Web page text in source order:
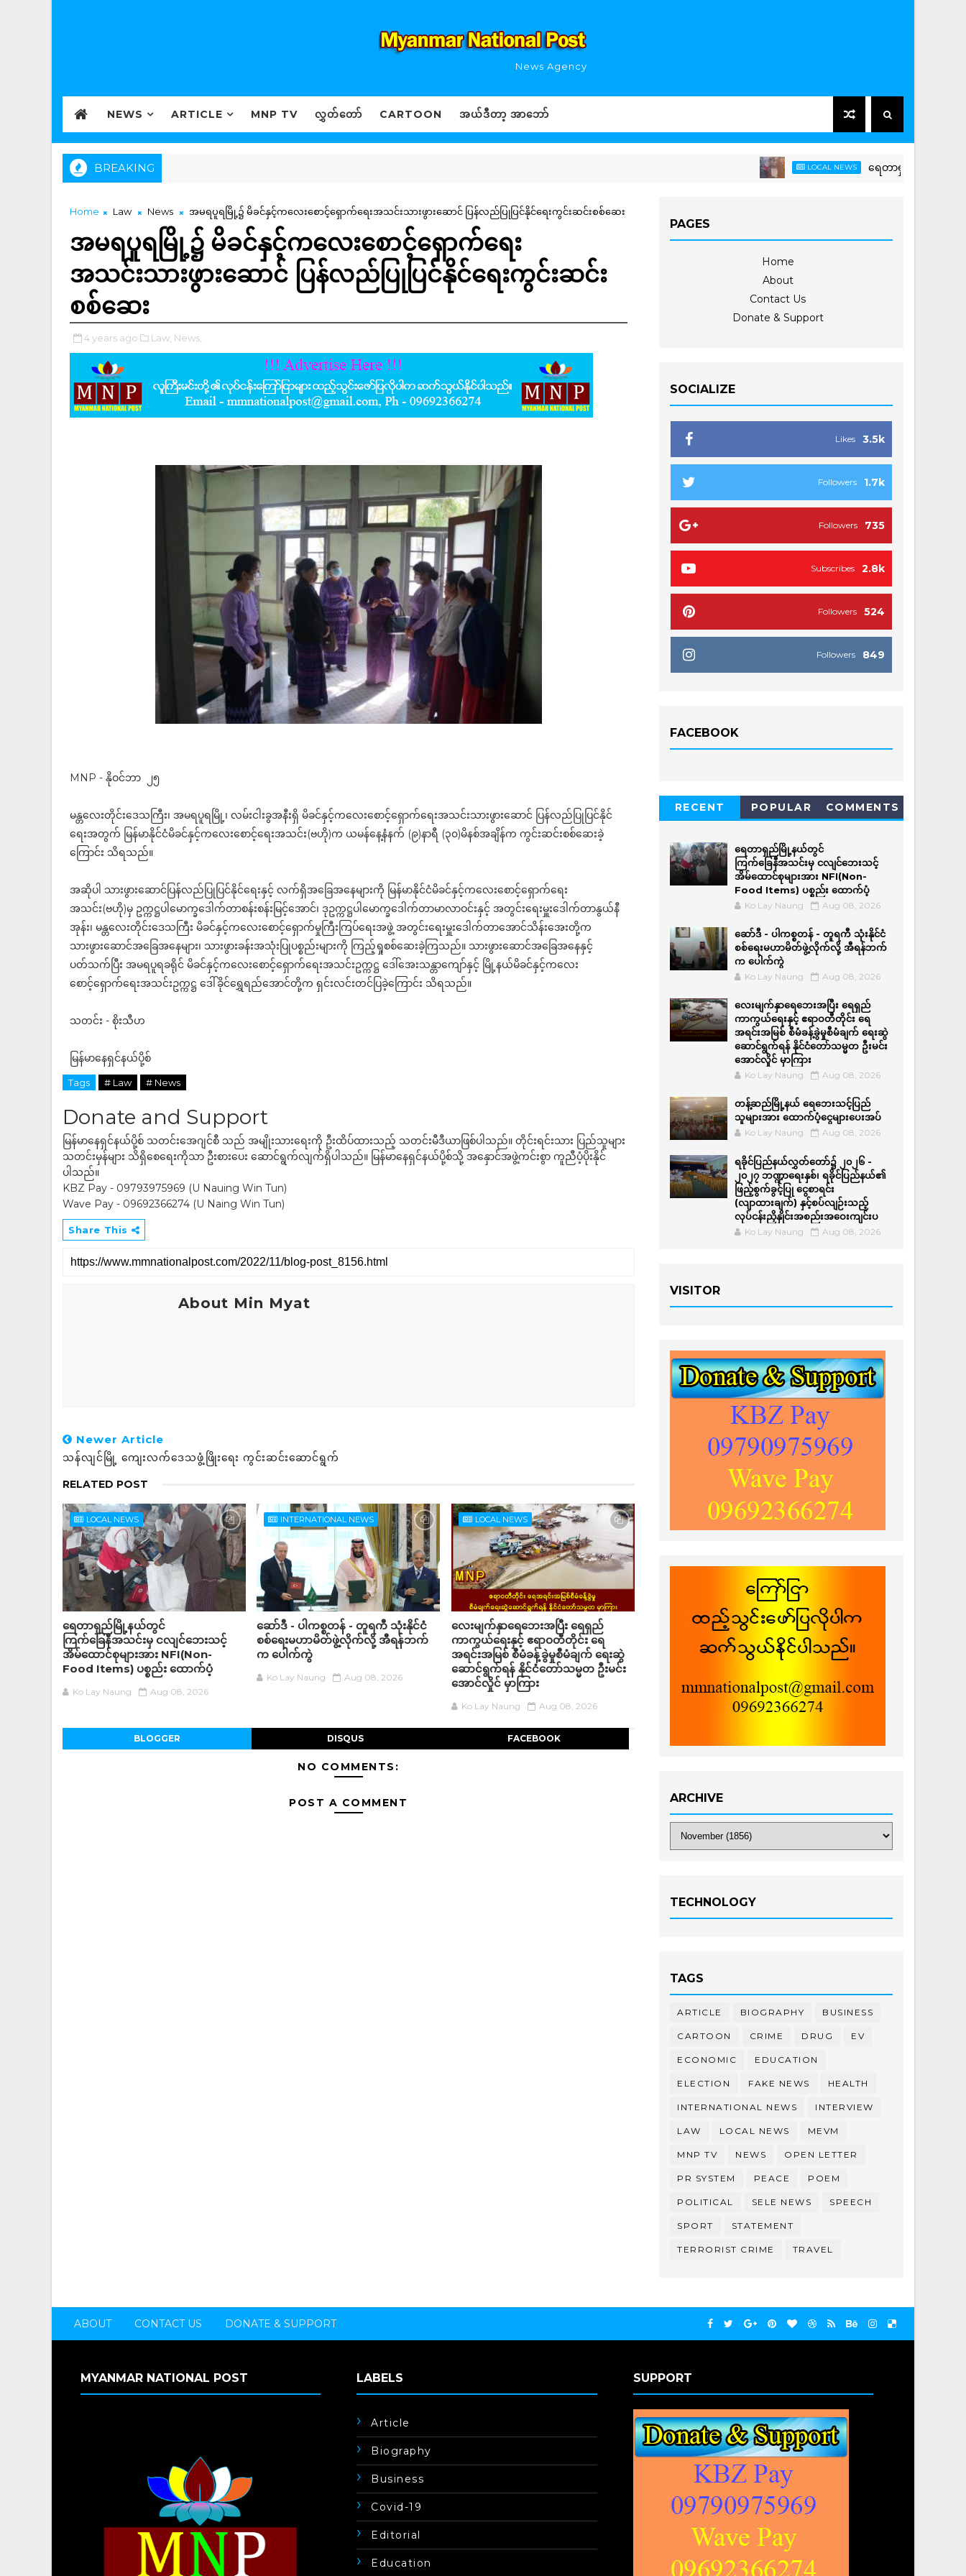
News Agency
NEWS ARTICLE MNP TV လွှတ်တော် CARTOON အယ်ဒီတာ့ အာဘော်
BREAKING LOCAL NEWS ရေတာရှည်မြို့နယ်တွင် ကြက်ခြ
Home Law News အမရပူရမြို့၌ မိခင်နှင့်ကလေးစောင့်ရှောက်ရေးအသင်းသားဖွားဆောင် ပြန်လည်ပြုပြင်နိုင်ရေးကွင်းဆင်းစစ်ဆေး
အမရပူရမြို့၌ မိခင်နှင့်ကလေးစောင့်ရှောက်ရေး
အသင်းသားဖွားဆောင် ပြန်လည်ပြုပြင်နိုင်ရေးကွင်းဆင်း
စစ်ဆေး
4 years ago Law, News,
MNP - နိုဝင်ဘာ ၂၅
မန္တလေးတိုင်းဒေသကြီး၊ အမရပူရမြို့၊ လမ်းငါးခွအနီးရှိ မိခင်နှင့်ကလေးစောင့်ရှောက်ရေးအသင်းသားဖွားဆောင် ပြန်လည်ပြုပြင်နိုင်
ရေးအတွက် မြန်မာနိုင်ငံမိခင်နှင့်ကလေးစောင့်ရေးအသင်း(ဗဟို)က ယမန်နေ့နံနက် (၉)နာရီ (၃၀)မိနစ်အချိန်က ကွင်းဆင်းစစ်ဆေးခဲ့
ကြောင်း သိရသည်။
အဆိုပါ သားဖွားဆောင်ပြန်လည်ပြုပြင်နိုင်ရေးနှင့် လက်ရှိအခြေအနေများကို မြန်မာနိုင်ငံမိခင်နှင့်ကလေးစောင့်ရှောက်ရေး
အသင်း(ဗဟို)မှ ဥက္ကဋ္ဌပါမောက္ခဒေါက်တာစန်းစန်းမြင့်အောင်၊ ဒုဥက္ကဋ္ဌပါမောက္ခဒေါက်တာမာလာဝင်းနှင့် အတွင်းရေးမှူးဒေါက်တာနွယ်နီ
အုန်း၊ မန္တလေးတိုင်းဒေသကြီး မိခင်နှင့်ကလေးစောင့်ရှောက်မှုကြီးကြပ်ရေးအဖွဲ့ အတွင်းရေးမှူးဒေါက်တာအောင်သိန်းအေးတို့က
သားဖွားဆောင်အခြေအနေများ၊ သားဖွားခန်းအသုံးပြုပစ္စည်းများကို ကြည့်ရှုစစ်ဆေးခဲ့ကြသည်။ သားဖွားဆောင်အခြေအနေနှင့်
ပတ်သက်ပြီး အမရပူရခရိုင် မိခင်နှင့်ကလေးစောင့်ရှောက်ရေးအသင်းဥက္ကဋ္ဌ ဒေါ်အေးသန္တာကျော်နှင့် မြို့နယ်မိခင်နှင့်ကလေး
စောင့်ရှောက်ရေးအသင်းဥက္ကဋ္ဌ ဒေါ်ခိုင်ရွှေရည်အောင်တို့က ရှင်းလင်းတင်ပြခဲ့ကြောင်း သိရသည်။
သတင်း - စိုးသီဟ
မြန်မာနေရှင်နယ်ပို့စ်
Tags # Law # News
Donate and Support
မြန်မာနေရှင်နယ်ပို့စ် သတင်းအေဂျင်စီ သည် အမျိုးသားရေးကို ဦးထိပ်ထားသည့် သတင်းမီဒီယာဖြစ်ပါသည်။ တိုင်းရင်းသား ပြည်သူများ
သတင်းမှန်များ သိရှိစေရေးကိုသာ ဦးစားပေး ဆောင်ရွက်လျက်ရှိပါသည်။ မြန်မာနေရှင်နယ်ပို့စ်သို့ အနှောင်အဖွဲ့ကင်းစွာ ကူညီပံ့ပိုးနိုင်
ပါသည်။
KBZ Pay - 09793975969 (U Nauing Win Tun)
Wave Pay - 09692366274 (U Naing Win Tun)
Share This
About Min Myat
Newer Article
သန်လျင်မြို့ ကျေးလက်ဒေသဖွံ့ဖြိုးရေး ကွင်းဆင်းဆောင်ရွက်
RELATED POST
LOCAL NEWS
ရေတာရှည်မြို့နယ်တွင်
ကြက်ခြေနီအသင်းမှ ငလျင်ဘေးသင့်
အိမ်‌ထောင်စုများအား NFI(Non-
Food Items) ပစ္စည်း ထောက်ပံ့
Ko Lay Naung Aug 08, 2026
INTERNATIONAL NEWS
ဆော်ဒီ - ပါကစ္စတန် - တူရကီ သုံးနိုင်ငံ
စစ်ရေးမဟာမိတ်ဖွဲ့လိုက်လို့ အီရန်ဘက်
က ပေါက်ကွဲ
Ko Lay Naung Aug 08, 2026
LOCAL NEWS
လေးမျက်နှာရေဘေးအပြီး ရေရှည်
ကာကွယ်ရေးနှင့် ဧရာဝတီတိုင်း ရေ
အရင်းအမြစ် စီမံခန့်ခွဲမှုစီမံချက် ရေးဆွဲ
ဆောင်ရွက်ရန် နိုင်ငံတော်သမ္မတ ဦးမင်း
အောင်လှိုင် မှာကြား
Ko Lay Naung Aug 08, 2026
BLOGGER DISQUS FACEBOOK
NO COMMENTS:
POST A COMMENT
PAGES
Home
About
Contact Us
Donate & Support
SOCIALIZE
3.5k
Likes
1.7k
Followers
735
Followers
2.8k
Subscribes
524
Followers
849
Followers
FACEBOOK
RECENT POPULAR COMMENTS
ရေတာရှည်မြို့နယ်တွင်
ကြက်ခြေနီအသင်းမှ ငလျင်ဘေးသင့်
အိမ်‌ထောင်စုများအား NFI(Non-
Food Items) ပစ္စည်း ထောက်ပံ့
Ko Lay Naung Aug 08, 2026
ဆော်ဒီ - ပါကစ္စတန် - တူရကီ သုံးနိုင်ငံ
စစ်ရေးမဟာမိတ်ဖွဲ့လိုက်လို့ အီရန်ဘက်
က ပေါက်ကွဲ
Ko Lay Naung Aug 08, 2026
လေးမျက်နှာရေဘေးအပြီး ရေရှည်
ကာကွယ်ရေးနှင့် ဧရာဝတီတိုင်း ရေ
အရင်းအမြစ် စီမံခန့်ခွဲမှုစီမံချက် ရေးဆွဲ
ဆောင်ရွက်ရန် နိုင်ငံတော်သမ္မတ ဦးမင်း
အောင်လှိုင် မှာကြား
Ko Lay Naung Aug 08, 2026
တန့်ဆည်မြို့နယ် ရေဘေးသင့်ပြည်
သူများအား ထောက်ပံ့ငွေများပေးအပ်
Ko Lay Naung Aug 08, 2026
ရခိုင်ပြည်နယ်လွှတ်တော်၌ ၂၀၂၆ -
၂၀၂၇ ဘဏ္ဍာရေးနှစ်၊ ရခိုင်ပြည်နယ်၏
ဖြည့်စွက်ခွင့်ပြု ငွေစာရင်း
(လျာထားချက်) နှင့်စပ်လျဉ်းသည့်
လုပ်ငန်းညှိနှိုင်းအစည်းအဝေးကျင်းပ
Ko Lay Naung Aug 08, 2026
VISITOR
ARCHIVE
TECHNOLOGY
TAGS
ARTICLE BIOGRAPHY BUSINESS
CARTOON CRIME DRUG EV
ECONOMIC EDUCATION
ELECTION FAKE NEWS HEALTH
INTERNATIONAL NEWS INTERVIEW
LAW LOCAL NEWS MEVM
MNP TV NEWS OPEN LETTER
PR SYSTEM PEACE POEM
POLITICAL SELE NEWS SPEECH
SPORT STATEMENT
TERRORIST CRIME TRAVEL
ABOUT CONTACT US DONATE & SUPPORT
MYANMAR NATIONAL POST LABELS
Article
Biography
Business
Covid-19
Editorial
Education
SUPPORT